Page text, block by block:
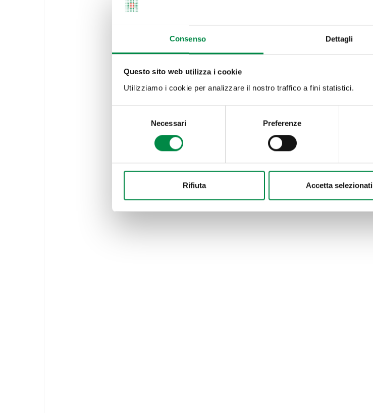
Consenso Dettagli
Questo sito web utilizza i cookie
Utilizziamo i cookie per analizzare il nostro traffico a fini statistici.
Necessari Preferenze
Rifiuta Accetta selezionati